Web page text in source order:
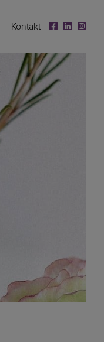
Kontakt